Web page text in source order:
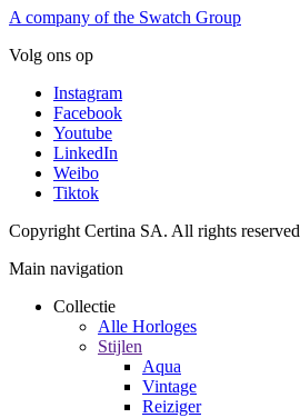
A company of the Swatch Group
Volg ons op
Instagram
Facebook
Youtube
LinkedIn
Weibo
Tiktok
Copyright Certina SA. All rights reserved
Main navigation
Collectie
Alle Horloges
Stijlen
Aqua
Vintage
Reiziger